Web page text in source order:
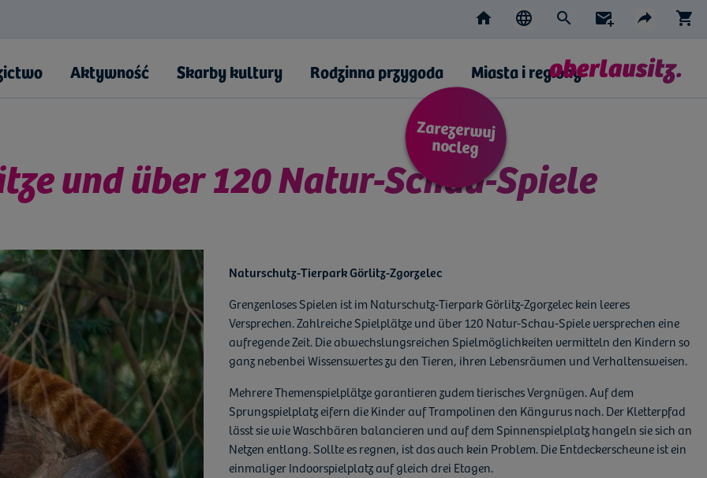
Home
Sprache wählen
Suche
Newsletter
Teilen
Morawskiego"
i Stawów
Aktywność Skarby kultury Rodzinna przygoda Miasta i regiony
Zarezerwuj
nocleg
und über 120 Natur-Schau-Spiele
Naturschutz-Tierpark Görlitz-Zgorzelec
Grenzenloses Spielen ist im Naturschutz-Tierpark Görlitz-Zgorzelec kein leeres
Versprechen. Zahlreiche Spielplätze und über 120 Natur-Schau-Spiele versprechen eine
aufregende Zeit. Die abwechslungsreichen Spielmöglichkeiten vermitteln den Kindern so
ganz nebenbei Wissenswertes zu den Tieren, ihren Lebensräumen und Verhaltensweisen.
Mehrere Themenspielplätze garantieren zudem tierisches Vergnügen. Auf dem
Sprungspielplatz eifern die Kinder auf Trampolinen den Kängurus nach. Der Kletterpfad
lässt sie wie Waschbären balancieren und auf dem Spinnenspielplatz hangeln sie sich an
Netzen entlang. Sollte es regnen, ist das auch kein Problem. Die Entdeckerscheune ist ein
einmaliger Indoorspielplatz auf gleich drei Etagen.